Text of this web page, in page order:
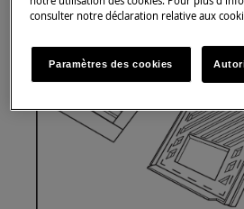
consulter notre déclaration relative aux
Paramètres des cookies